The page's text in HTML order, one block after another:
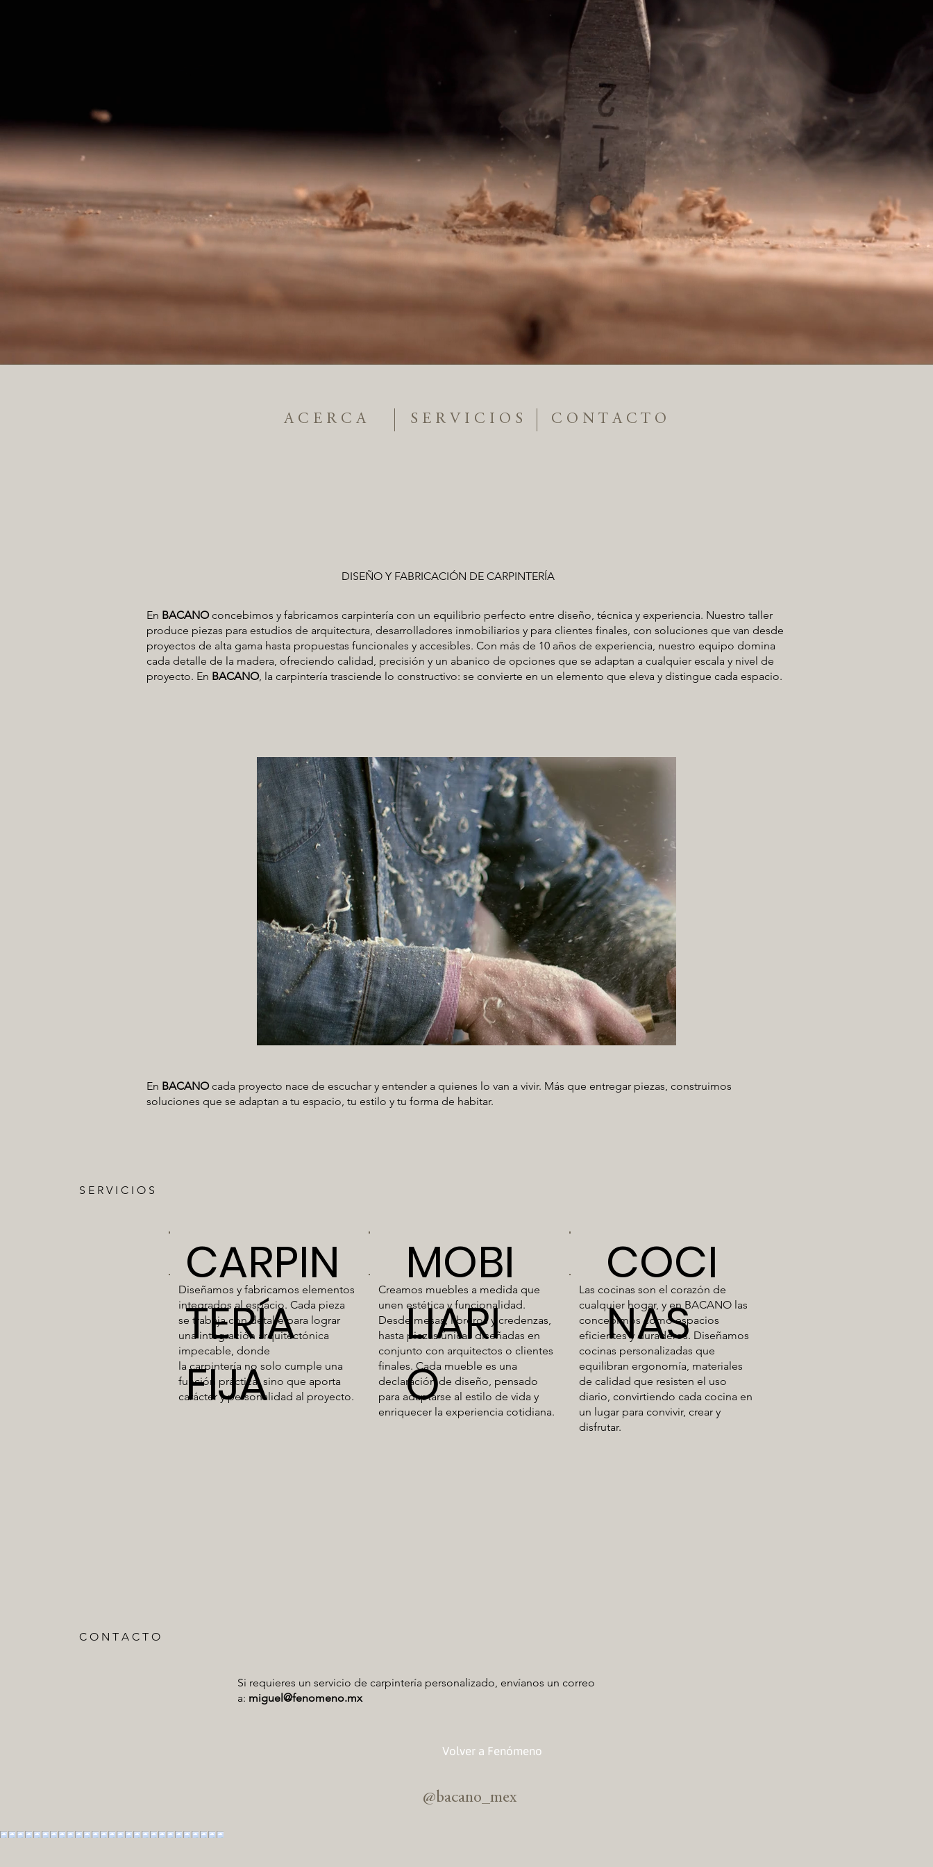
A C E R C A S E R V I C I O S C O N T A C T O
DISEÑO Y FABRICACIÓN DE CARPINTERÍA
En BACANOconcebimos y fabricamos carpintería con un equilibrio perfecto entre diseño, técnica y experiencia. Nuestro taller
produce piezas para estudios de arquitectura, desarrolladores inmobiliarios y para clientes finales, con soluciones que van desde
proyectos de alta gama hasta propuestas funcionales y accesibles. Con más de 10 años de experiencia, nuestro equipo domina
cada detalle de la madera, ofreciendo calidad, precisión y un abanico de opciones que se adaptan a cualquier escala y nivel de
proyecto. En BACANO, la carpintería trasciende lo constructivo: se convierte en un elemento que eleva y distingue cada espacio.
En BACANOcada proyecto nace de escuchar y entender a quienes lo van a vivir. Más que entregar piezas, construimos
soluciones que se adaptan a tu espacio, tu estilo y tu forma de habitar.
S E R V I C I O S
CARPIN
TERÍA
FIJA
Diseñamos y fabricamos elementos
integrados al espacio. Cada pieza
se trabaja con detalle para lograr
una integración arquitectónica
impecable, donde
la carpintería no solo cumple una
función práctica, sino que aporta
carácter y personalidad al proyecto.
MOBI
LIARI
O
Creamos muebles a medida que
unen estética y funcionalidad.
Desde mesas, libreros y credenzas,
hasta piezas únicas diseñadas en
conjunto con arquitectos o clientes
finales. Cada mueble es una
declaración de diseño, pensado
para adaptarse al estilo de vida y
enriquecer la experiencia cotidiana.
COCI
NAS
Las cocinas son el corazón de
cualquier hogar, y en BACANO las
concebimos como espacios
eficientes y duraderos. Diseñamos
cocinas personalizadas que
equilibran ergonomía, materiales
de calidad que resisten el uso
diario, convirtiendo cada cocina en
un lugar para convivir, crear y
disfrutar.
C O N T A C T O
Si requieres un servicio de carpintería personalizado, envíanos un correo
a: miguel@fenomeno.mx
Volver a Fenómeno
@bacano_mex